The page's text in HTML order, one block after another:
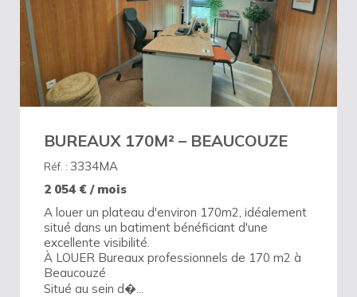
BUREAUX 170M² – BEAUCOUZE
Réf. : 3334MA
2 054 € / mois
A louer un plateau d'environ 170m2, idéalement
situé dans un batiment bénéficiant d'une
excellente visibilité.
À LOUER Bureaux professionnels de 170 m2 à
Beaucouzé
Situé au sein d�...